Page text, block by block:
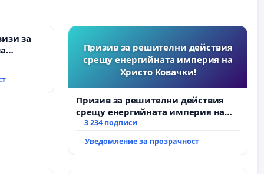
за
Призив за решителни действия
срещу енергийната империя на
Христо Ковачки!
Призив за решителни действия
срещу енергийната империя на
Христо Ковачки!
3 234 подписи
Уведомление за прозрачност